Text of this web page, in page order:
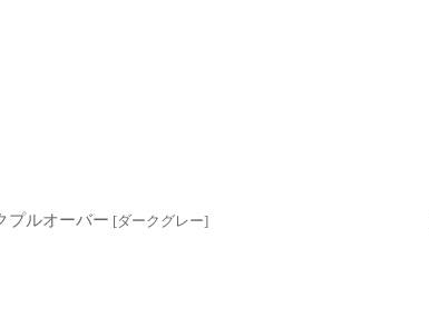
プルオーバー [ダークグレー]